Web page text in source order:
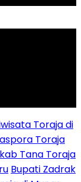
Toraja di
Toraja
Tana Toraja
Bupati Zadrak